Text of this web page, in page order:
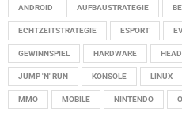
ANDROID AUFBAUSTRATEGIE
ECHTZEITSTRATEGIE ESPORT
GEWINNSPIEL HARDWARE
JUMP 'N' RUN KONSOLE LINUX
MMO MOBILE NINTENDO